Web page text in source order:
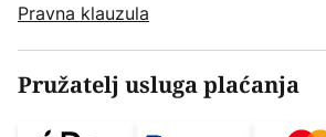
Pravna klauzula
Pružatelj usluga plaćanja